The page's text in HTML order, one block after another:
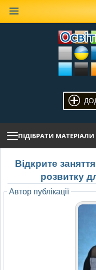
ПІДІБРАТИ МАТЕРІАЛИ
Відкрите
розвитку
Автор публікації